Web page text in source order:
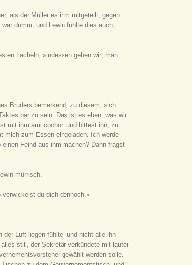
als der Müller es ihm mitgeteilt, gegen
dumm; und Lewin fühlte dies auch,
Lächeln, »indessen gehen wir; man
Bruders bemerkend, zu diesem, »ich
bar zu sein. Das ist es eben, was wir
mit ihm ami cochon und bittest ihn, zu
mich zum Essen eingeladen. Ich werde
Feind aus ihm machen? Dann fragst
mürrisch.
du dich dennoch.«
der Luft liegen fühlte, und nicht alle ihn
still, der Sekretär verkündete mit lauter
gewählt werden solle.